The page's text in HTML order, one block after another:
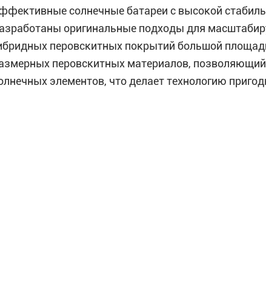
солнечные батареи с высокой
оригинальные подходы для
перовскитных покрытий большой
перовскитных материалов, позволяющий
элементов, что делает технологию